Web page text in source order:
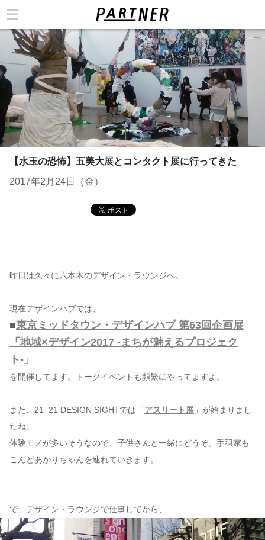
【水玉の恐怖】五美大展とコンタクト展に行ってきた
2017年2月24日（金）
昨日は久々に六本木のデザイン・ラウンジへ。
現在デザインハブでは、
■東京ミッドタウン・デザインハブ 第63回企画展
「地域×デザイン2017 -まちが魅えるプロジェク
ト-」
を開催してます。トークイベントも頻繁にやってますよ。
また、21_21 DESIGN SIGHTでは「 アスリート展 」が始まりまし
たね。
体験モノが多いそうなので、子供さんと一緒にどうぞ。手羽家も
こんどあかりちゃんを連れていきます。
で、デザイン・ラウンジで仕事してから、
カテゴリ
このサイトについて
運営会社